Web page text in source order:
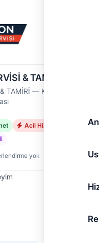
& TAMİRİ
TAMİRİ — Klima
Acil Hizmet
yok